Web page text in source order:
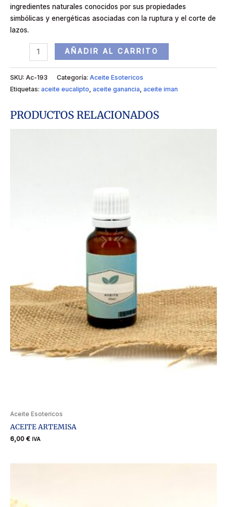
ingredientes naturales conocidos por sus propiedades
simbólicas y energéticas asociadas con la ruptura y el corte de
lazos.
AÑADIR AL CARRITO
SKU: Ac-193 Categoría: Aceite Esotericos
Etiquetas: aceite eucalipto aceite ganancia aceite iman
PRODUCTOS RELACIONADOS
Aceite Esotericos
ACEITE ARTEMISA
6,00 € IVA